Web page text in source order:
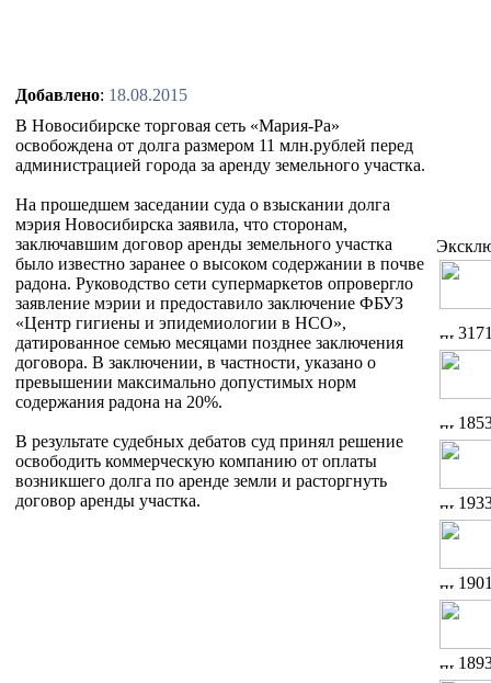
Добавлено: 18.08.2015
В Новосибирске торговая сеть «Мария-Ра»
освобождена от долга размером 11 млн.рублей перед
администрацией города за аренду земельного участка.
На прошедшем заседании суда о взыскании долга
мэрия Новосибирска заявила, что сторонам,
заключавшим договор аренды земельного участка
было известно заранее о высоком содержании в почве
радона. Руководство сети супермаркетов опровергло
заявление мэрии и предоставило заключение ФБУЗ
«Центр гигиены и эпидемиологии в НСО»,
датированное семью месяцами позднее заключения
договора. В заключении, в частности, указано о
превышении максимально допустимых норм
содержания радона на 20%.
В результате судебных дебатов суд принял решение
освободить коммерческую компанию от оплаты
возникшего долга по аренде земли и расторгнуть
договор аренды участка.